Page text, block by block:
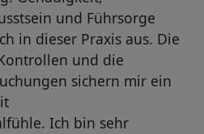
und Führsorge
in dieser Praxis aus. Die
und die
sichern mir ein
Ich bin sehr